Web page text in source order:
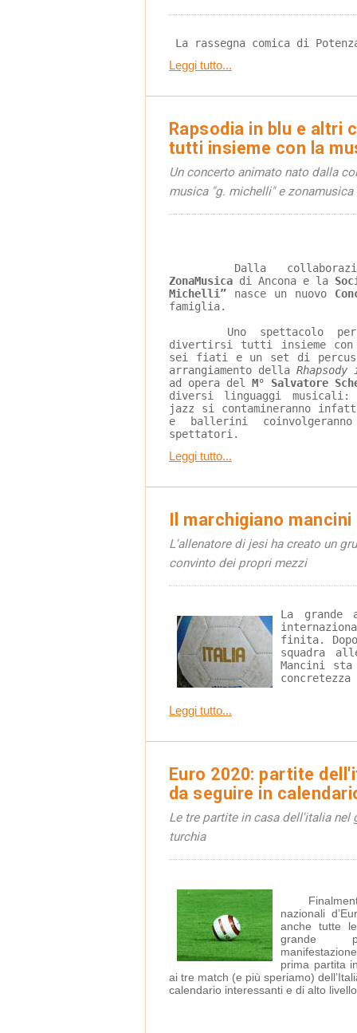
La rassegna comica di
Leggi tutto...
Rapsodia in blu e altri
tutti insieme con la
Un concerto animato nato dalla
musica "g. michelli" e zonamusica
Dalla
ZonaMusica di Ancona e la
Michelli” nasce un nuovo
famiglia.
divertirsi tutti insieme con
sei fiati e un set di
arrangiamento della
ad opera del M° Salvatore
diversi linguaggi musicali:
jazz si contamineranno
e ballerini
spettatori.
Leggi tutto...
Il marchigiano
L'allenatore di jesi ha creato un
convinto dei propri mezzi
La grande
finita.
squadra
Mancini
Leggi tutto...
Euro 2020: partite
da seguire in
Le tre partite in casa dell'italia nel
turchia
nazionali
anche tutte
grande
prima partita
ai tre match (e più speriamo)
calendario interessanti e di alto